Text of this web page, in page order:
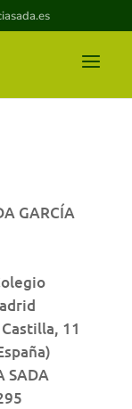
GARCÍA
11
SADA